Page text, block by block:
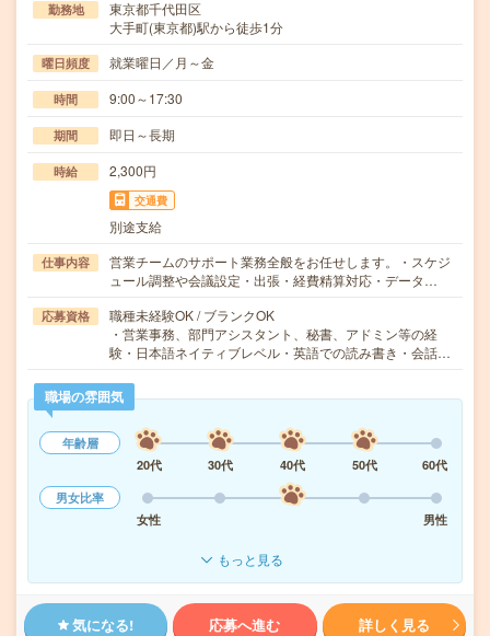
勤務地
東京都千代田区
大手町(東京都)駅から徒歩1分
曜日頻度 就業曜日／月～金
時間 9:00～17:30
期間 即日～長期
時給 2,300円
交通費
別途支給
仕事内容
営業チームのサポート業務全般をお任せします。・スケジ
ュール調整や会議設定・出張・経費精算対応・データ…
応募資格
職種未経験OK / ブランクOK
・営業事務、部門アシスタント、秘書、アドミン等の経
験・日本語ネイティブレベル・英語での読み書き・会話…
職場の雰囲気
年齢層
20代
30代 40代 50代
60代
男女比率
女性
男性
もっと見る
気になる! 応募へ進む 詳しく見る